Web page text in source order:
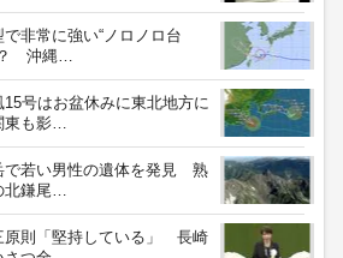
で非常に強い“ノロノロ台
？ 沖縄…
15号はお盆休みに東北地方に
東も影…
で若い男性の遺体を発見 熟
北鎌尾…
則「堅持している」 長崎